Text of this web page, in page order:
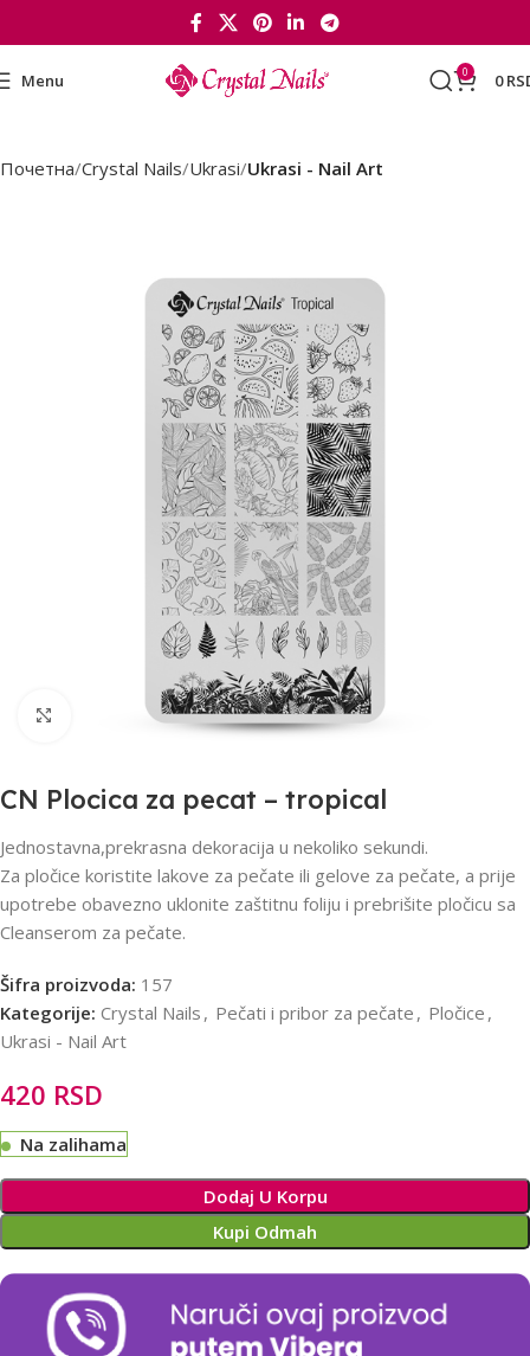
Menu 0 0
Почетна Crystal Nails Ukrasi Ukrasi - Nail Art
Click to enlarge
CN Plocica za pecat – tropical
Jednostavna,prekrasna dekoracija u nekoliko sekundi.
Za pločice koristite lakove za pečate ili gelove za pečate, a prije
upotrebe obavezno uklonite zaštitnu foliju i prebrišite pločicu sa
Cleanserom za pečate.
Šifra proizvoda: 157
Kategorije: Crystal Nails , Pečati i pribor za pečate , Pločice ,
Ukrasi - Nail Art
420 RSD
Na zalihama
Dodaj U Korpu
Kupi Odmah